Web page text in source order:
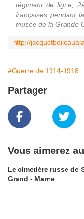
régiment de ligne,
françaises pendant
musée de la Grande
#Guerre de 1914-1918
Partager
Vous aimerez
Le cimetière russe de
Grand - Marne